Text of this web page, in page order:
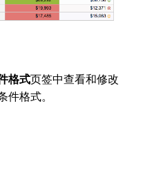
格式页签中查看和修改
件格式。